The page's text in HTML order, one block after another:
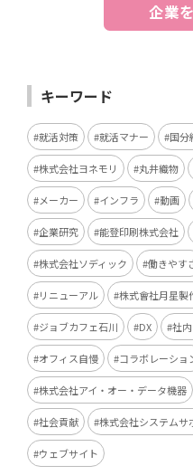
企業
キーワード
就活対策 就活マナー 国分
株式会社ヨネモリ 丸井織物
メーカー インフラ 動画
企業研究 能登印刷株式会社
株式会社ソディック 働きやす
リニューアル 株式會社月星製
ジョブカフェ石川 DX 社
オフィス自慢 コラボレーショ
株式会社アイ・オー・データ機器
社会貢献 株式会社システムサ
ウェブサイト